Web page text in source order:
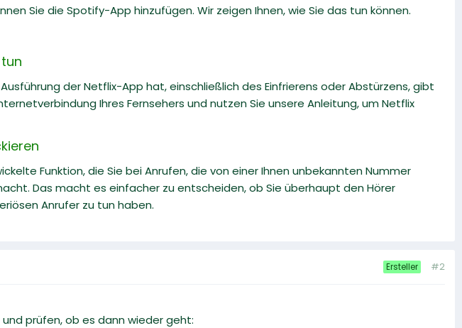
Sie die Spotify-App hinzufügen. Wir zeigen Ihnen, wie Sie das tun können.
der Netflix-App hat, einschließlich des Einfrierens oder Abstürzens, gibt
Ihres Fernsehers und nutzen Sie unsere Anleitung, um Netflix
Funktion, die Sie bei Anrufen, die von einer Ihnen unbekannten Nummer
Das macht es einfacher zu entscheiden, ob Sie überhaupt den Hörer
Anrufer zu tun haben.
Ersteller #2
prüfen, ob es dann wieder geht: